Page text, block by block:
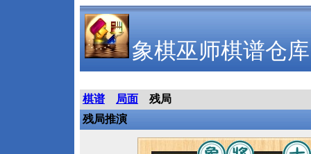
象棋巫师棋谱仓库
棋谱 局面
残局
残局推演